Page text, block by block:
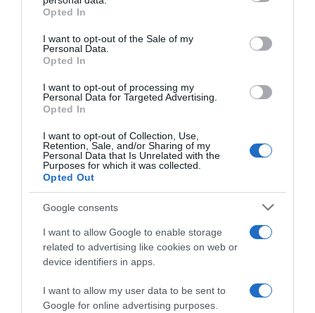
grant or deny consent to Google and its third-party tags to
use your data for below specified purposes in below Google
consent section.
Opted In
I want to opt-out of the Sale of my
Personal Data.
Opted In
I want to opt-out of processing my
Personal Data for Targeted Advertising.
Opted In
I want to opt-out of Collection, Use,
Retention, Sale, and/or Sharing of my
Personal Data that Is Unrelated with the
Purposes for which it was collected.
Opted Out
Google consents
I want to allow Google to enable storage
related to advertising like cookies on web or
device identifiers in apps.
I want to allow my user data to be sent to
Google for online advertising purposes.
LIFESTYLE
Νάνσυ Ζαμπέτογλου για Γωγώ
Μαστροκώστα: «Ήταν ένα κορίτσι δύναμη
Όσα ανέφερε η παρουσιάστρια μέσα από την
εκπομπή της στην ΕΡΤ
25.05.2026 - 17:58